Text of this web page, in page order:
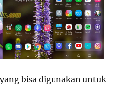
bisa digunakan untuk